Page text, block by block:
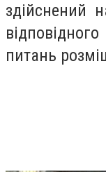
здійснений
питань